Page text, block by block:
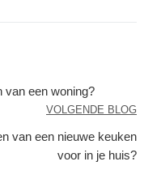
van een woning?
VOLGENDE BLOG
van een nieuwe keuken
voor in je huis?